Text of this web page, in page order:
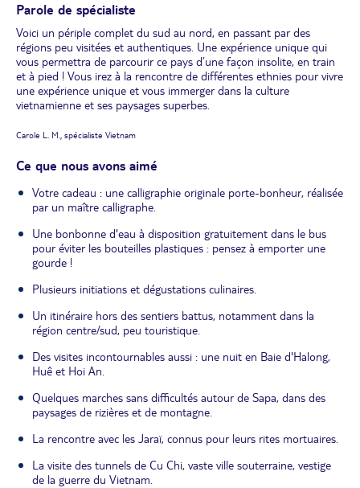
Parole de spécialiste
Voici un périple complet du sud au nord, en passant par des
régions peu visitées et authentiques. Une expérience unique qui
vous permettra de parcourir ce pays d’une façon insolite, en train
et à pied ! Vous irez à la rencontre de différentes ethnies pour vivre
une expérience unique et vous immerger dans la culture
vietnamienne et ses paysages superbes.
Carole L. M., spécialiste Vietnam
Ce que nous avons aimé
Votre cadeau : une calligraphie originale porte-bonheur, réalisée
par un maître calligraphe.
Une bonbonne d'eau à disposition gratuitement dans le bus
pour éviter les bouteilles plastiques : pensez à emporter une
gourde !
Plusieurs initiations et dégustations culinaires.
Un itinéraire hors des sentiers battus, notamment dans la
région centre/sud, peu touristique.
Des visites incontournables aussi : une nuit en Baie d'Halong,
Huê et Hoi An.
Quelques marches sans difficultés autour de Sapa, dans des
paysages de rizières et de montagne.
La rencontre avec les Jaraï, connus pour leurs rites mortuaires.
La visite des tunnels de Cu Chi, vaste ville souterraine, vestige
de la guerre du Vietnam.